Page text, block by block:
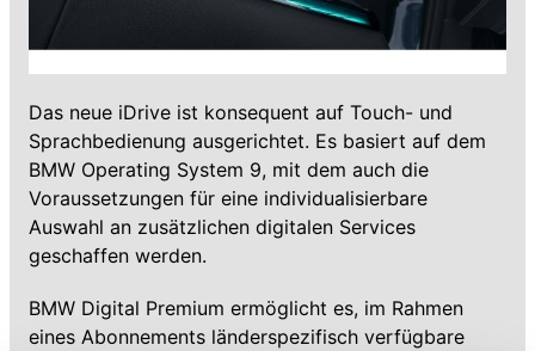
Das neue iDrive ist konsequent auf Touch- und
Sprachbedienung ausgerichtet. Es basiert auf dem
BMW Operating System 9, mit dem auch die
Voraussetzungen für eine individualisierbare
Auswahl an zusätzlichen digitalen Services
geschaffen werden.
BMW Digital Premium ermöglicht es, im Rahmen
eines Abonnements länderspezifisch verfügbare